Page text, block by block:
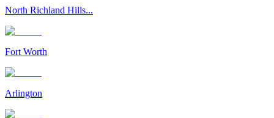
North Richland Hills...
Fort Worth
Arlington